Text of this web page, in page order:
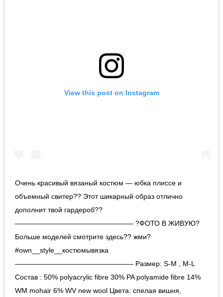
View this post on Instagram
Очень красивый вязаный костюм — юбка плиссе и
объемный свитер?? Этот шикарный образ отлично
дополнит твой гардероб??
————————————————— ?ФОТО В ЖИВУЮ?
Больше моделей смотрите здесь?? жми?
#own__style__костюмывязка
————————————————— Размер: S-M , M-L
Состав : 50% polyacrylic fibre 30% PA polyamide fibre 14%
WM mohair 6% WV new wool Цвета: спелая вишня,